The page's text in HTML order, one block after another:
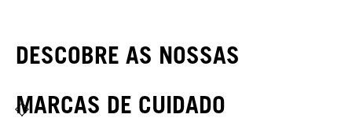
DESCOBRE AS NOSSAS
MARCAS DE CUIDADO